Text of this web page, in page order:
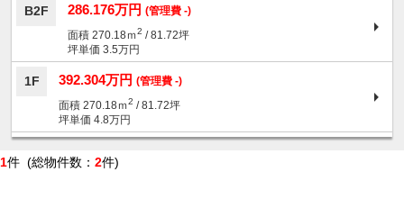
B2F 286.176万円 (管理費 -)
面積 270.18ｍ2 / 81.72坪
坪単価 3.5万円
1F 392.304万円 (管理費 -)
面積 270.18ｍ2 / 81.72坪
坪単価 4.8万円
1件 (総物件数： 2件)